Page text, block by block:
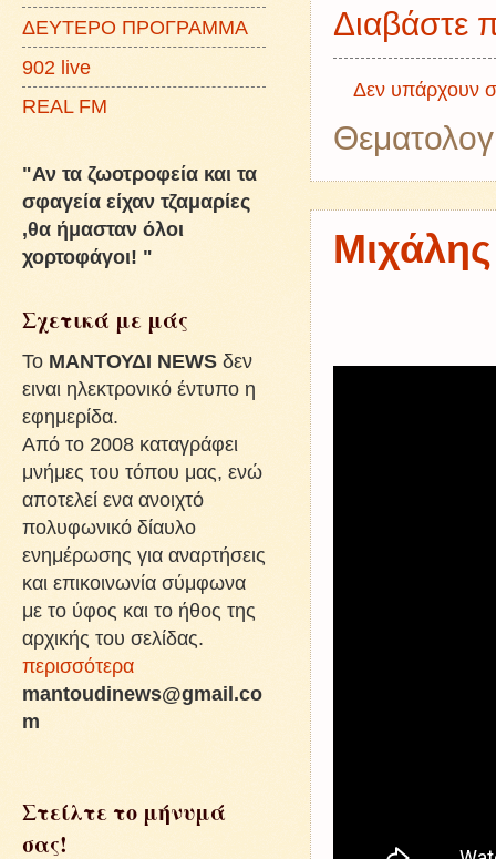
Διαβάστε
Δεν υπάρχουν
ΔΕΥΤΕΡΟ ΠΡΟΓΡΑΜΜΑ
902 live
REAL FM
"Αν τα ζωοτροφεία και τα
σφαγεία είχαν τζαμαρίες
,θα ήμασταν όλοι
χορτοφάγοι! "
Σχετικά με μάς
To ΜΑΝΤΟΥΔΙ NEWS δεν
ειναι ηλεκτρονικό έντυπο η
εφημερίδα.
Από το 2008 καταγράφει
μνήμες του τόπου μας, ενώ
αποτελεί ενα ανοιχτό
πολυφωνικό δίαυλο
ενημέρωσης για αναρτήσεις
και επικοινωνία σύμφωνα
με το ύφος και το ήθος της
αρχικής του σελίδας.
περισσότερα
mantoudinews@gmail.co
m
Στείλτε το μήνυμά
σας!